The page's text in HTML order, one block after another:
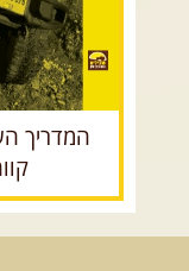
12-13.08.2026
בלדה בין כוכבים
למגוון רכבי שטח
בחרנו לילה מיוחד לטיול
השמיים יהיו נקיים, הכוכבים
[המשך]
14.08.2026 שישי-
המדריך